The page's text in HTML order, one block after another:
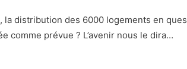
la distribution des 6000 logements en
comme prévue ? L’avenir nous le dira…